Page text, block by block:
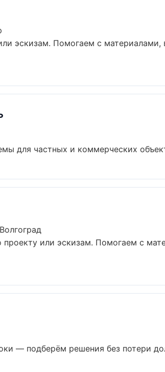
эскизам. Помогаем с
для частных и коммерческих
проекту или эскизам. Помогаем с
— подберём решения без потери